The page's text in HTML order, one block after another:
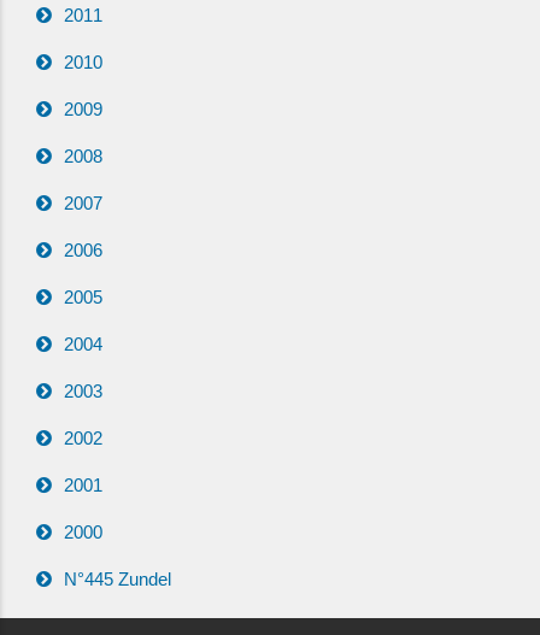
2011
2010
2009
2008
2007
2006
2005
2004
2003
2002
2001
2000
N°445 Zundel